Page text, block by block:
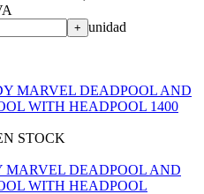
+ unidad
STOCK
MARVEL DEADPOOL AND
WITH HEADPOOL